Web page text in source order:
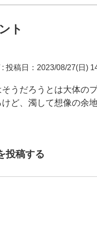
ト
: 投稿日：2023/08/27(日)
うだろうとは大体の
ど、濁して想像の余
投稿する